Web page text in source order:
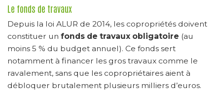
Le fonds de travaux
Depuis la loi ALUR de 2014, les copropriétés doivent
constituer un fonds de travaux obligatoire (au
moins 5 % du budget annuel). Ce fonds sert
notamment à financer les gros travaux comme le
ravalement, sans que les copropriétaires aient à
débloquer brutalement plusieurs milliers d’euros.